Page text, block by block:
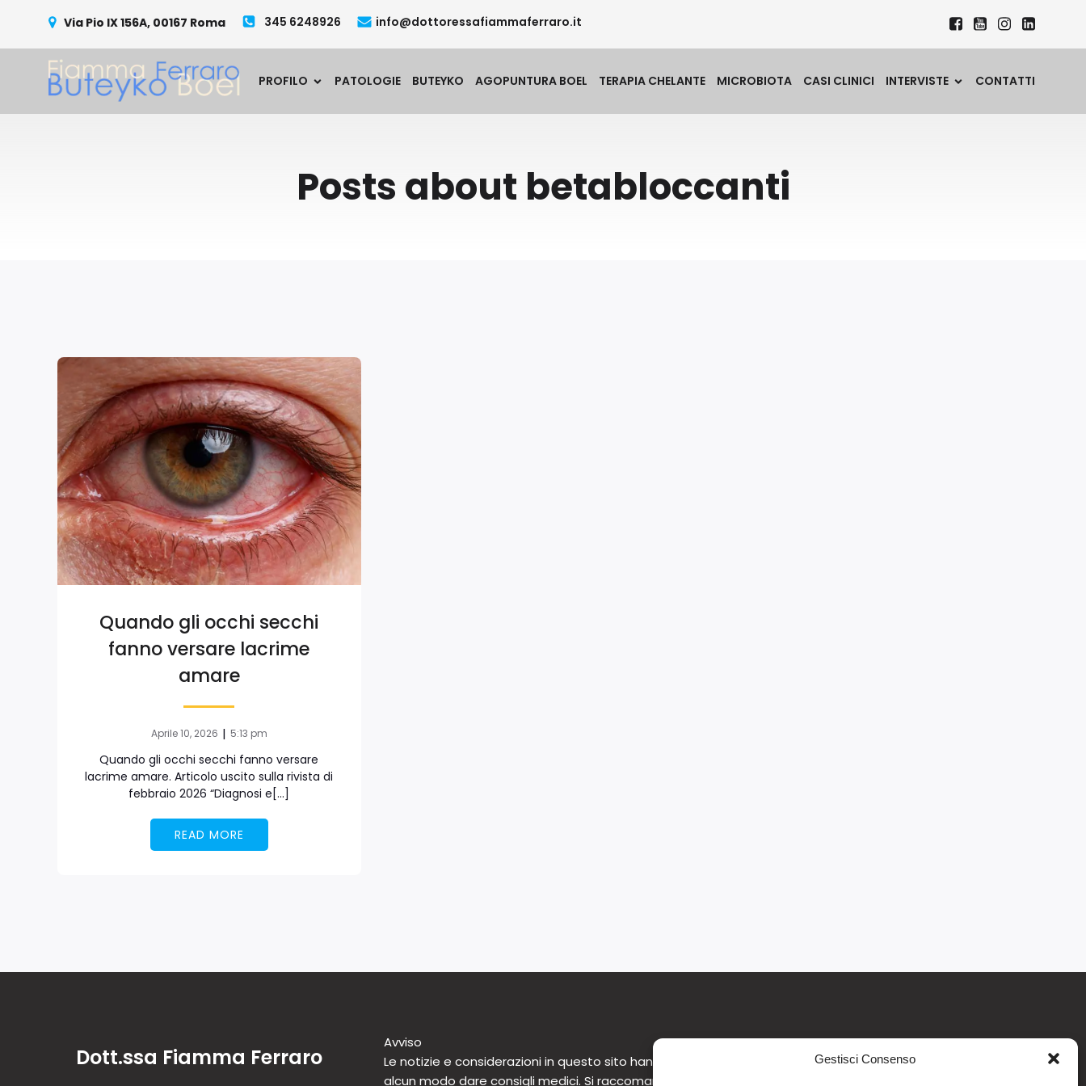
Gestisci Consenso
Via Pio IX 156A, 00167 Roma 345 6248926 info@dottoressafiammaferraro.it
PROFILO PATOLOGIE BUTEYKO AGOPUNTURA BOEL TERAPIA CHELANTE MICROBIOTA CASI CLINICI INTERVISTE CONTATTI
Posts about betabloccanti
Quando gli occhi secchi
fanno versare lacrime
amare
Aprile 10, 2026 | 5:13 pm
Quando gli occhi secchi fanno versare
lacrime amare. Articolo uscito sulla rivista di
febbraio 2026 “Diagnosi e[…]
READ MORE
Dott.ssa Fiamma Ferraro
Avviso
Le notizie e considerazioni in questo sito hanno carattere informativo generale e non intendono in
alcun modo dare consigli medici. Si raccomanda di non intraprendere o interrompere alcuna terapia o